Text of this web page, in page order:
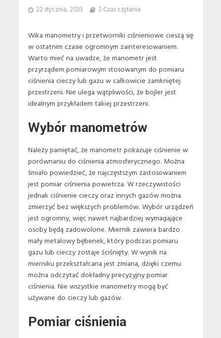
22 stycznia, 2023 2 Czas czytania
Wika manometry i przetworniki ciśnieniowe cieszą się
w ostatnim czasie ogromnym zainteresowaniem.
Warto mieć na uwadze, że manometr jest
przyrządem pomiarowym stosowanym do pomiaru
ciśnienia cieczy lub gazu w całkowicie zamkniętej
przestrzeni. Nie ulega wątpliwości, że bojler jest
idealnym przykładem takiej przestrzeni.
Wybór manometrów
Należy pamiętać, że manometr pokazuje ciśnienie w
porównaniu do ciśnienia atmosferycznego. Można
śmiało powiedzieć, że najczęstszym zastosowaniem
jest pomiar ciśnienia powietrza. W rzeczywistości
jednak ciśnienie cieczy oraz innych gazów można
zmierzyć bez większych problemów. Wybór urządzeń
jest ogromny, więc nawet najbardziej wymagające
osoby będą zadowolone. Miernik zawiera bardzo
mały metalowy bębenek, który podczas pomiaru
gazu lub cieczy zostaje ściśnięty. W wynik na
mierniku przekształcana jest zmiana, dzięki czemu
można odczytać dokładny precyzyjny pomiar
ciśnienia. Nie wszystkie manometry mogą być
używane do cieczy lub gazów.
Pomiar ciśnienia